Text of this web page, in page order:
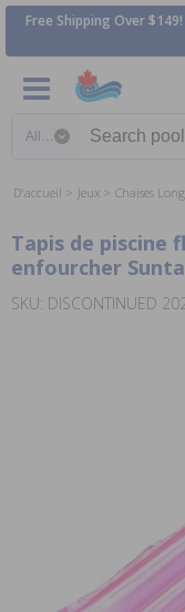
Free Shipping Over
D'accueil Jeux Chaises
Tapis de piscine
enfourcher
SKU: DISCONTINUED